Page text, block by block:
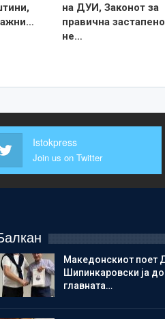
на ДУИ, Законот за
правична
не…
Istokpress
Join us on Twitter
Македонскиот поет
Шипинкаровски ја
главната…